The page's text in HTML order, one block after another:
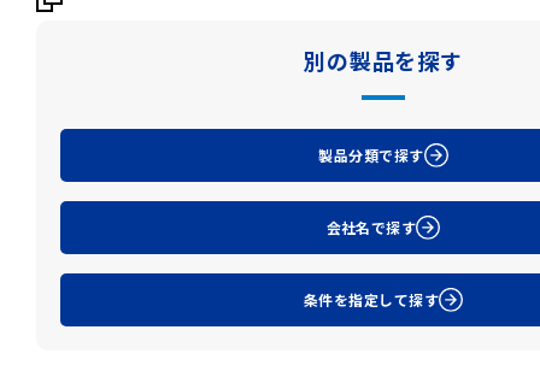
別の製品を探す
製品分類で探す
会社名で探す
条件を指定して探す